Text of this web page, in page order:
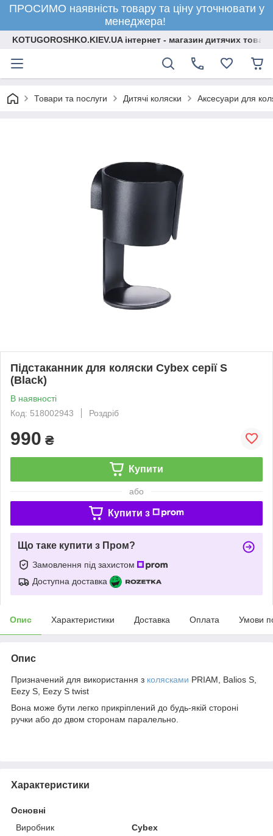
ПРОСИМО наявність товару та ціну уточнювати у
менеджера!
KOTUGOROSHKO.KIEV.UA інтернет - магазин дитячих
Товари та послуги Дитячі коляски Аксесуари для
Підстаканник для коляски Cybex серії S
(Black)
В наявності
Код: 518002943
Роздріб
990 ₴
Купити
або
Купити з
Що таке купити з Пром?
Замовлення під захистом
Доступна доставка
Опис Характеристики Доставка Оплата Умови
Опис
Призначений для використання з колясками PRIAM, Balios S,
Eezy S, Eezy S twist
Вона може бути легко прикріплений до будь-якій стороні
ручки або до двом сторонам паралельно.
Характеристики
Основні
Виробник
Cybex